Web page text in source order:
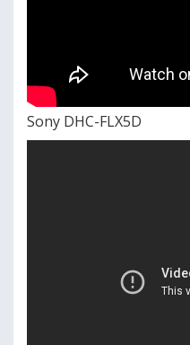
Sony DHC-FLX5D